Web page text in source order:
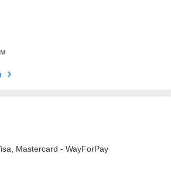
Mastercard - WayForPay